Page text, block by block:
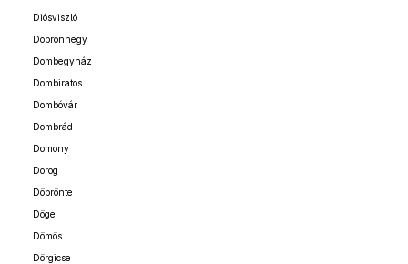
Diósviszló
Dobronhegy
Dombegyház
Dombiratos
Dombóvár
Dombrád
Domony
Dorog
Döbrönte
Döge
Dömös
Dörgicse